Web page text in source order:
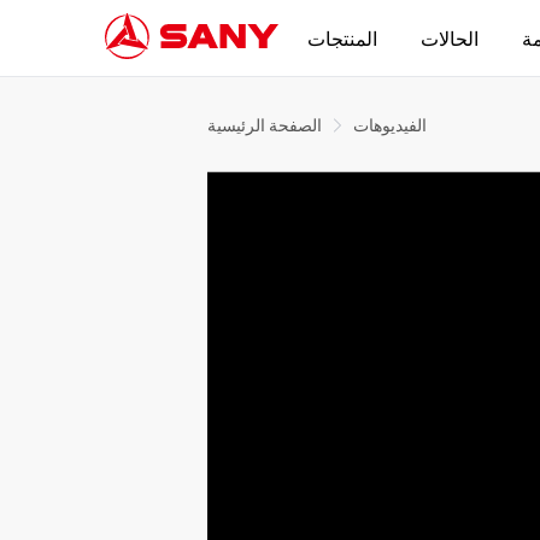
المنتجات الحالات
الصفحة الرئيسية الفيديوهات